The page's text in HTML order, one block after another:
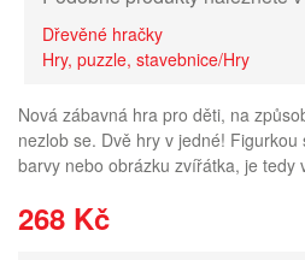
Dřevěné hračky
Hry, puzzle, stavebnice/Hry
Nová zábavná hra pro děti, na
nezlob se. Dvě hry v jedné!
barvy nebo obrázku zvířátka, je tedy
268 Kč